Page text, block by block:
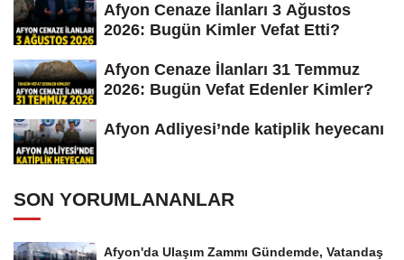
Afyon Cenaze İlanları 3 Ağustos
2026: Bugün Kimler Vefat Etti?
Afyon Cenaze İlanları 31 Temmuz
2026: Bugün Vefat Edenler Kimler?
Afyon Adliyesi’nde katiplik heyecanı
SON YORUMLANANLAR
Afyon'da Ulaşım Zammı Gündemde, Vatandaş